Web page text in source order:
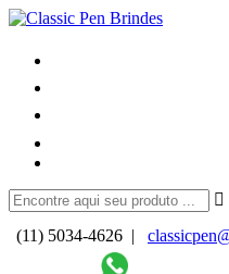
(11) 5034-4626 |